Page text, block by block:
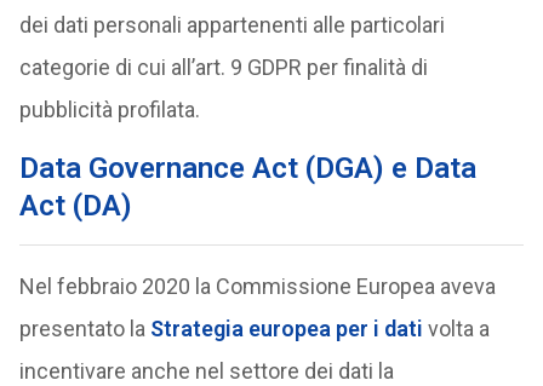
dei dati personali appartenenti alle particolari
categorie di cui all’art. 9 GDPR per finalità di
pubblicità profilata.
Data Governance Act (DGA) e Data
Act (DA)
Nel febbraio 2020 la Commissione Europea aveva
presentato la Strategia europea per i dati volta a
incentivare anche nel settore dei dati la